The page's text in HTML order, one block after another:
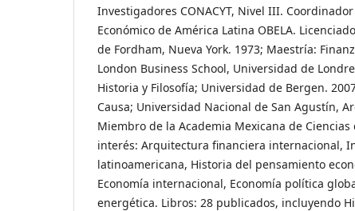
Investigadores CONACYT, Nivel III.
Económico de América Latina OBELA.
de Fordham, Nueva York. 1973; Maestría:
London Business School, Universidad de
Historia y Filosofía; Universidad de Bergen.
Causa; Universidad Nacional de San Agustín,
Miembro de la Academia Mexicana de Ciencias
interés: Arquitectura financiera internacional,
latinoamericana, Historia del pensamiento
Economía internacional, Economía política
energética. Libros: 28 publicados, incluyendo